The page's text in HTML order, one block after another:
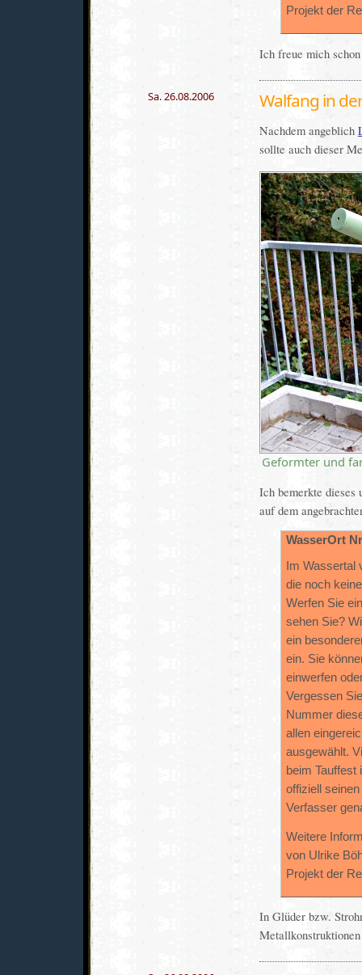
Projekt der
Ich freue mich
Sa. 26.08.2006 Walfang in
Nachdem angeblich
sollte auch dieser
Geformter und
Ich bemerkte dieses
auf dem
WasserOrt
Im Wassertal
die noch
Werfen Sie
sehen Sie?
ein
ein. Sie
einwerfen
Vergessen
Nummer
allen
ausgewählt.
beim Tauffest
offiziell
Verfasser
Weitere
von Ulrike
Projekt der
In Glüder bzw.